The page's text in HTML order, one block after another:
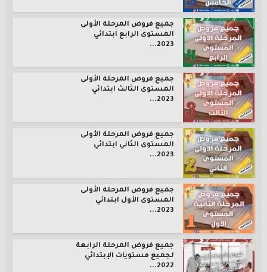
جميع فروض المرحلة الأولى
المستوى الرابع ابتدائي
2023...
جميع فروض المرحلة الأولى
المستوى الثالث ابتدائي
2023...
جميع فروض المرحلة الأولى
المستوى الثاني ابتدائي
2023...
جميع فروض المرحلة الأولى
المستوى الأول ابتدائي
2023...
جميع فروض المرحلة الرابعة
لجميع مستويات الإبتدائي
2022...